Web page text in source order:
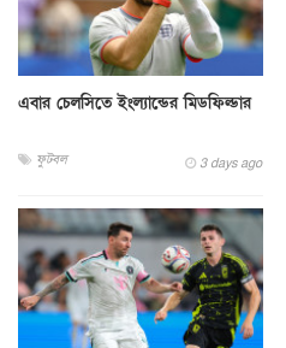
এবার চেলসিতে ইংল্যান্ডের মিডফিল্ডার
ফুটবল 3 days ago